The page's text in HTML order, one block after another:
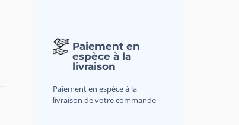
Paiement en
espèce à la
livraison
Paiement en espèce à la
livraison de votre commande